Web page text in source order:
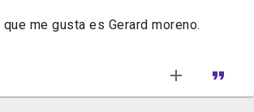
me gusta es Gerard moreno.